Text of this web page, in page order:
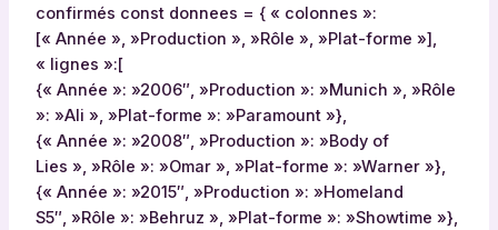
confirmés const donnees = { « colonnes »:
[« Année », »Production », »Rôle », »Plat-forme »],
« lignes »:[
{« Année »: »2006″, »Production »: »Munich », »Rôle
»: »Ali », »Plat-forme »: »Paramount »},
{« Année »: »2008″, »Production »: »Body of
Lies », »Rôle »: »Omar », »Plat-forme »: »Warner »},
{« Année »: »2015″, »Production »: »Homeland
S5″, »Rôle »: »Behruz », »Plat-forme »: »Showtime »},